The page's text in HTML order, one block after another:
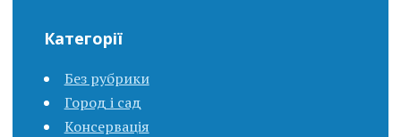
Категорії
Без рубрики
Город і сад
Консервація